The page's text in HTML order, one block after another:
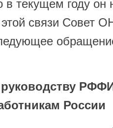
в текущем году он
связи Совет
России